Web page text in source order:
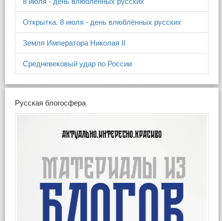
Открытка. 8 июля - день влюблённых русских
Земля Императора Николая II
Средневековый удар по России
Русская блогосфера